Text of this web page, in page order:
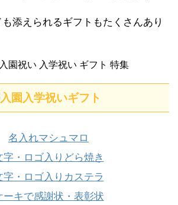
添えられるギフトもたくさんあり
園祝い 入学祝い ギフト 特集
名入れマシュマロ
字・ロゴ入りどら焼き
字・ロゴ入りカステラ
ーキで感謝状・表彰状